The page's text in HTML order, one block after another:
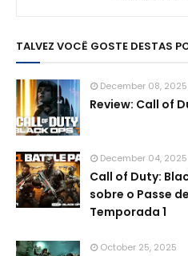
TALVEZ VOCÊ GOSTE DESTAS
December 08, 2025
Review: Call of
December 04, 2025
Call of Duty:
sobre o Passe
Temporada 1
October 25, 2025